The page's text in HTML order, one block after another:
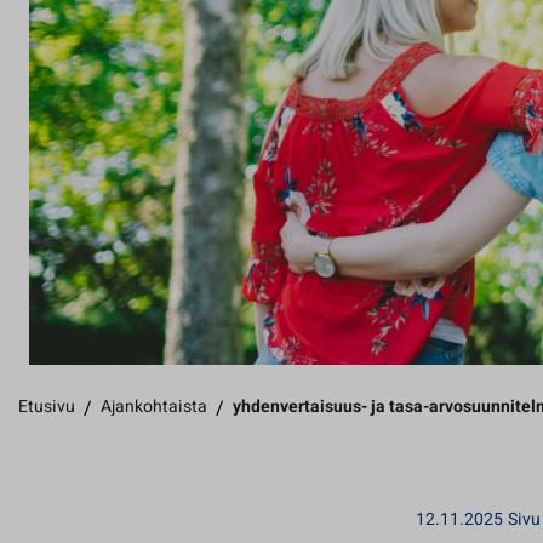
Etusivu / Ajankohtaista / yhdenvertaisuus- ja tasa-
12.11.2025Sivu